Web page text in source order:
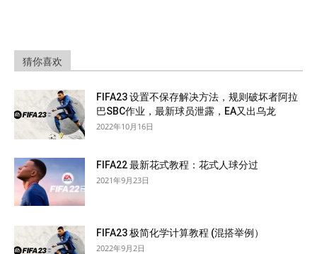
猜你喜欢
FIFA23 设置不保存解决方法，规则破坏者阿拉
巴SBC作业，最新球员泄露，EA又出乌龙
2022年10月16日
FIFA22 最新花式教程：花式人球分过
2021年9月23日
FIFA23 极简化学计算教程 (混搭举例）
2022年9月2日